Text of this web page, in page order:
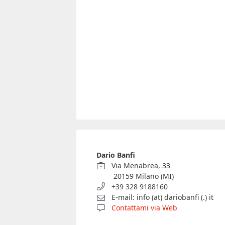
Dario Banfi
Via Menabrea, 33
20159 Milano (MI)
+39 328 9188160
E-mail: info (at) dariobanfi (.) it
Contattami via Web